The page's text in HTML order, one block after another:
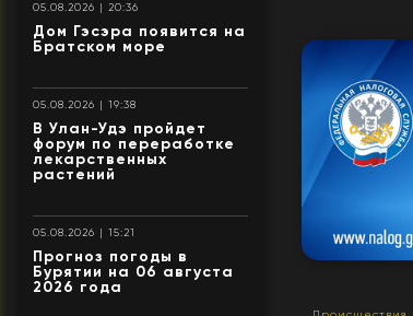
05.08.2026 | 20:36
Дом Гэсэра появится на
Братском море
05.08.2026 | 19:38
В Улан-Удэ пройдет
форум по переработке
лекарственных
растений
05.08.2026 | 15:21
Прогноз погоды в
Бурятии на 06 августа
2026 года